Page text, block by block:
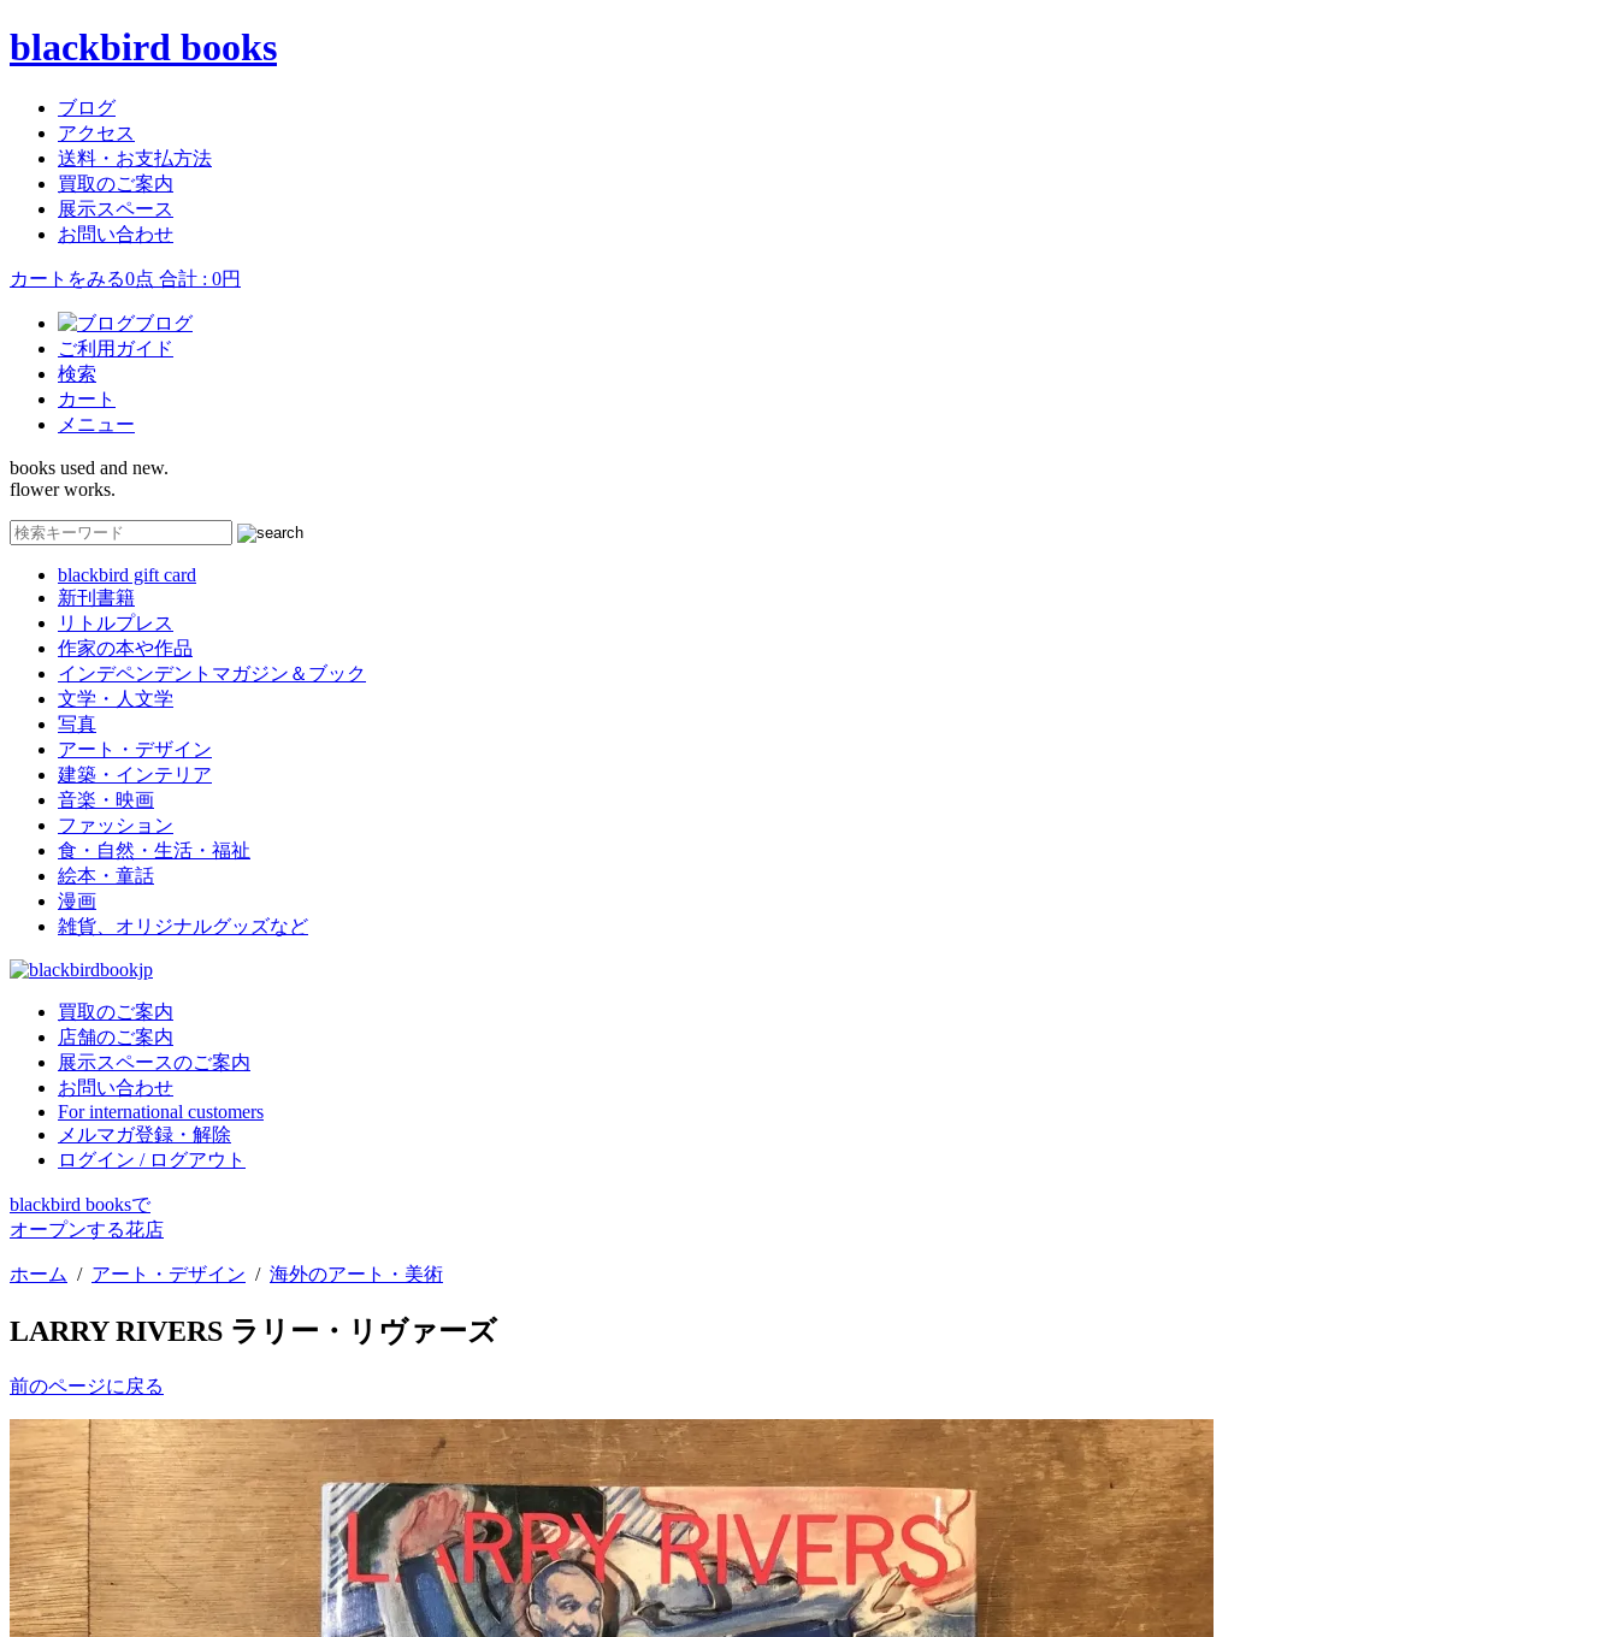
blackbird books
ブログ
アクセス
送料・お支払方法
買取のご案内
展示スペース
お問い合わせ
カートをみる0点 合計 : 0円
ブログ
ご利用ガイド
検索
カート
メニュー
books used and new.
flower works.
blackbird gift card
新刊書籍
リトルプレス
作家の本や作品
インデペンデントマガジン＆ブック
文学・人文学
写真
アート・デザイン
建築・インテリア
音楽・映画
ファッション
食・自然・生活・福祉
絵本・童話
漫画
雑貨、オリジナルグッズなど
買取のご案内
店舗のご案内
展示スペースのご案内
お問い合わせ
For international customers
メルマガ登録・解除
ログイン / ログアウト
blackbird booksで
オープンする花店
ホーム / アート・デザイン / 海外のアート・美術
LARRY RIVERS ラリー・リヴァーズ
前のページに戻る